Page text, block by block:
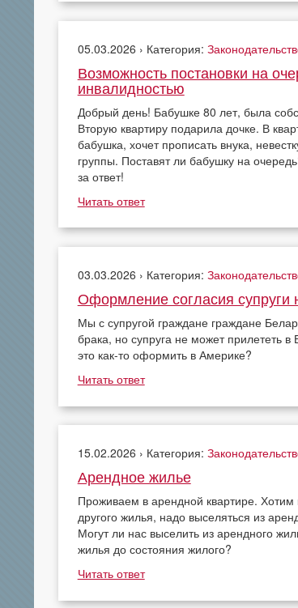
05.03.2026 › Категория:
Возможность постановки на
инвалидностью
Добрый день! Бабушке 80 лет, была
Вторую квартиру подарила дочке. В
бабушка, хочет прописать внука,
группы. Поставят ли бабушку на
за ответ!
Читать ответ
03.03.2026 › Категория:
Оформление согласия
Мы с супругой граждане граждане
брака, но супруга не может прилететь
это как-то оформить в Америке?
Читать ответ
15.02.2026 › Категория:
Арендное жилье
Проживаем в арендной квартире.
другого жилья, надо выселяться из
Могут ли нас выселить из арендного
жилья до состояния жилого?
Читать ответ